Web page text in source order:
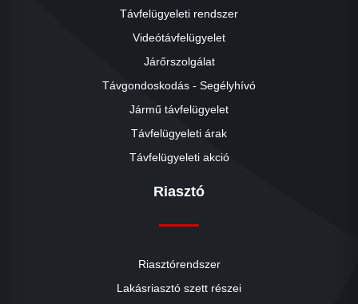
Távfelügyeleti rendszer
Videótávfelügyelet
Járőrszolgálat
Távgondoskodás - Segélyhívó
Jármű távfelügyelet
Távfelügyeleti árak
Távfelügyeleti akció
Riasztó
Riasztórendszer
Lakásriasztó szett részei